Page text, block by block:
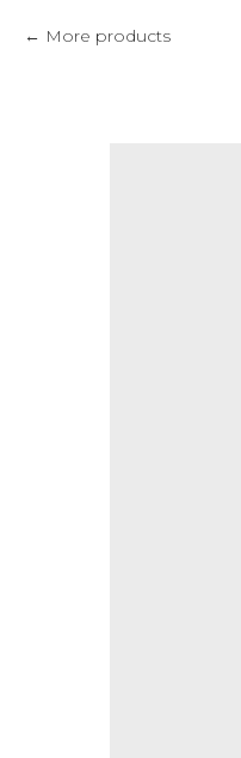
More products